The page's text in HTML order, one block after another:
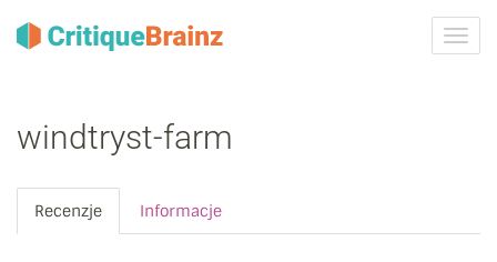
windtryst-farm
Recenzje Informacje